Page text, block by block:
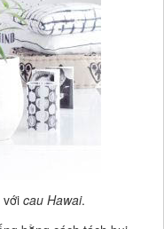
với cau Hawai.